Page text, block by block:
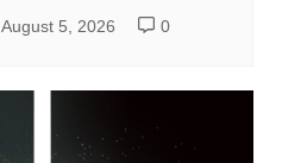
August 5, 2026 0